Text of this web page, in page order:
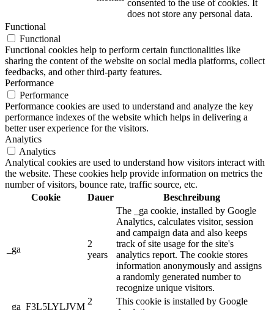
consented to the use of cookies. It
does not store any personal data.
Functional
Functional
Functional cookies help to perform certain functionalities like
sharing the content of the website on social media platforms, collect
feedbacks, and other third-party features.
Performance
Performance
Performance cookies are used to understand and analyze the key
performance indexes of the website which helps in delivering a
better user experience for the visitors.
Analytics
Analytics
Analytical cookies are used to understand how visitors interact with
the website. These cookies help provide information on metrics the
number of visitors, bounce rate, traffic source, etc.
Cookie
Dauer Beschreibung
_ga
2
years
The _ga cookie, installed by Google
Analytics, calculates visitor, session
and campaign data and also keeps
track of site usage for the site's
analytics report. The cookie stores
information anonymously and assigns
a randomly generated number to
recognize unique visitors.
_ga_F3L5LYLJVM
2
This cookie is installed by Google